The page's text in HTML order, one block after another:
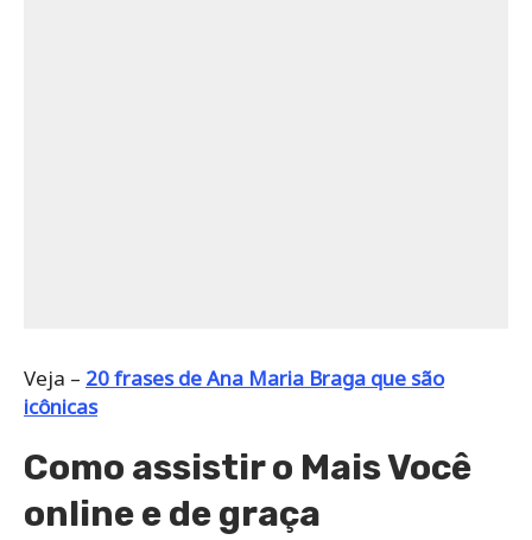
Veja – 20 frases de Ana Maria Braga que são
icônicas
Como assistir o Mais Você
online e de graça